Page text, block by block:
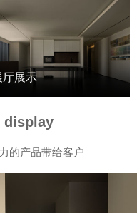
厅展示
display
的产品带给客户